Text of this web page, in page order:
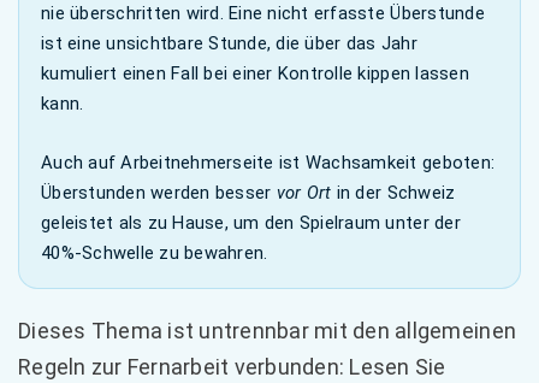
nie überschritten wird. Eine nicht erfasste Überstunde
ist eine unsichtbare Stunde, die über das Jahr
kumuliert einen Fall bei einer Kontrolle kippen lassen
kann.
Auch auf Arbeitnehmerseite ist Wachsamkeit geboten:
Überstunden werden besser vor Ort in der Schweiz
geleistet als zu Hause, um den Spielraum unter der
40%-Schwelle zu bewahren.
Dieses Thema ist untrennbar mit den allgemeinen
Regeln zur Fernarbeit verbunden: Lesen Sie